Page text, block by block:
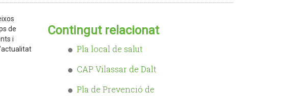
de
i
Contingut relacionat
Pla local de salut
CAP Vilassar de Dalt
Pla de Prevenció de